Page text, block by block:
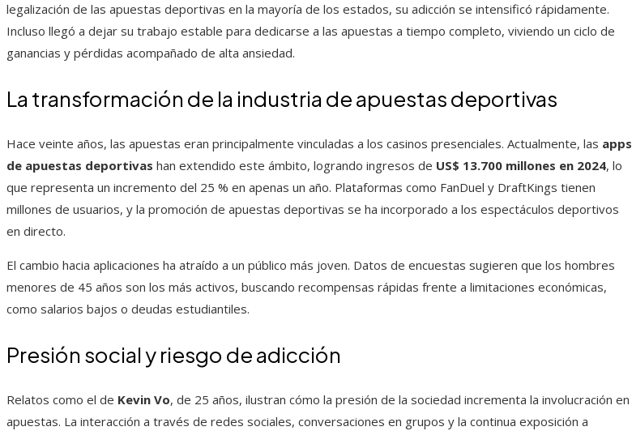
legalización de las apuestas deportivas en la mayoría de los estados, su adicción se intensificó rápidamente.
Incluso llegó a dejar su trabajo estable para dedicarse a las apuestas a tiempo completo, viviendo un ciclo de
ganancias y pérdidas acompañado de alta ansiedad.
La transformación de la industria de apuestas deportivas
Hace veinte años, las apuestas eran principalmente vinculadas a los casinos presenciales. Actualmente, las apps
de apuestas deportivas han extendido este ámbito, logrando ingresos de US$ 13.700 millones en 2024, lo
que representa un incremento del 25 % en apenas un año. Plataformas como FanDuel y DraftKings tienen
millones de usuarios, y la promoción de apuestas deportivas se ha incorporado a los espectáculos deportivos
en directo.
El cambio hacia aplicaciones ha atraído a un público más joven. Datos de encuestas sugieren que los hombres
menores de 45 años son los más activos, buscando recompensas rápidas frente a limitaciones económicas,
como salarios bajos o deudas estudiantiles.
Presión social y riesgo de adicción
Relatos como el de Kevin Vo, de 25 años, ilustran cómo la presión de la sociedad incrementa la involucración en
apuestas. La interacción a través de redes sociales, conversaciones en grupos y la continua exposición a